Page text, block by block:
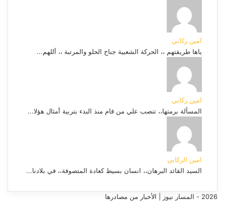
امين ركابي
ياها طريقتهم ،، الحركة الشعبية جناح الحلو والمرتبة ،، أللهم...
امين ركابي
المسألة برمتها،، تنصب علي من قام منذ البدء بتربية أمثال هؤلا...
امين الركابي
السيد القائد البرهان،، انسان بسيط كعادة المتصوفة،، في بلادنا...
2026 - المسار نيوز | الأخبار من مصادرها